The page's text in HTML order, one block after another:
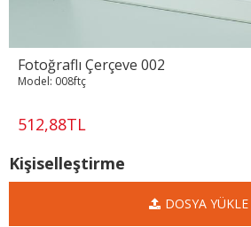
Fotoğraflı Çerçeve 002
512,88TL
Model: 008ftç
Kişiselleştirme
DOSYA YÜKLE